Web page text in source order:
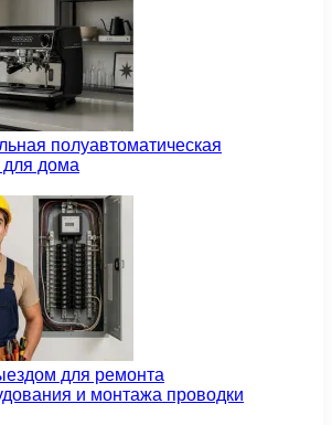
полуавтоматическая
дома
для ремонта
и монтажа проводки